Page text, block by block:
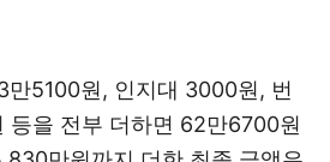
만5100원, 인지대 3000원, 번
등을 전부 더하면 62만6700원